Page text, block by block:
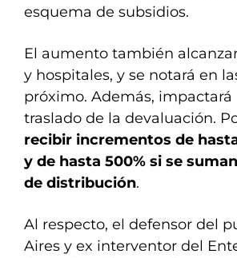
esquema de subsidios.
El aumento también
y hospitales, y se notará en
próximo. Además,
traslado de la devaluación.
recibir incrementos de
y de hasta 500% si se
de distribución.
Al respecto, el defensor del
Aires y ex interventor del